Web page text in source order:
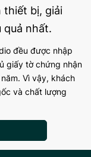
thiết bị, giải
quả nhất.
đều được nhập
giấy tờ chứng nhận
Vì vậy, khách
và chất lượng
Audio là
đề cao trách